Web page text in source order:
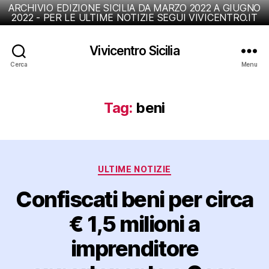
ARCHIVIO EDIZIONE SICILIA DA MARZO 2022 A GIUGNO
2022 - PER LE ULTIME NOTIZIE SEGUI VIVICENTRO.IT
Cerca
Vivicentro Sicilia
Menu
Tag: beni
Categorie
ULTIME NOTIZIE
Confiscati beni per circa
€ 1,5 milioni a
imprenditore